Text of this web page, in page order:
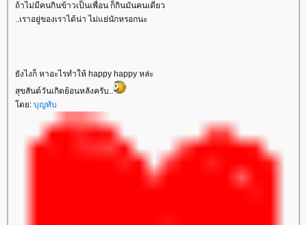
ถ้าไม่มีคนกินข้าวเป็นเพื่อน ก็กินมันคนเดียว
..เราอยู่ของเราได้น่า ไม่แย่นักหรอกนะ
ังไงก็ หาอะไรทำให้ happy happy หล่ะ
สุขสันต์วันเกิดย้อนหลังครับ..
ดย: บุญทับ